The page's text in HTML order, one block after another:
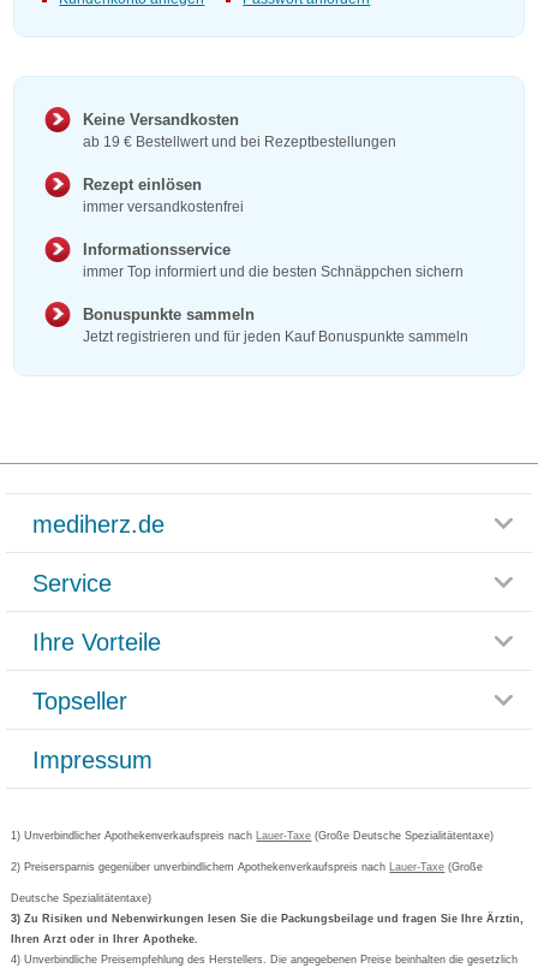
Keine Versandkosten
ab 19 € Bestellwert und bei Rezeptbestellungen
Rezept einlösen
immer versandkostenfrei
Informationsservice
immer Top informiert und die besten Schnäppchen sichern
Bonuspunkte sammeln
Jetzt registrieren und für jeden Kauf Bonuspunkte sammeln
mediherz.de
Glossar
Häufig gestellte Fragen
Datenschutz
AGB
Cookie-Einstellungen
Vertrag widerrufen
Service
Rücksendemöglichkeit
Paketlieferstatus
Versandkosten
Bestellschein ausfüllen
Newsletteranmeldung
Ihre Vorteile
Rezeptlieferung
Bonusprogramm
Gutschein und Rabatte
Kundenbewertung
Topseller
Grippostad
Bepanthen
Formoline
Wick
Impressum
1) Unverbindlicher Apothekenverkaufspreis nach Lauer-Taxe (Große Deutsche Spezialitätentaxe)
2) Preisersparnis gegenüber unverbindlichem Apothekenverkaufspreis nach Lauer-Taxe (Große
Deutsche Spezialitätentaxe)
3) Zu Risiken und Nebenwirkungen lesen Sie die Packungsbeilage und fragen Sie Ihre Ärztin,
Ihren Arzt oder in Ihrer Apotheke.
4) Unverbindliche Preisempfehlung des Herstellers. Die angegebenen Preise beinhalten die gesetzlich